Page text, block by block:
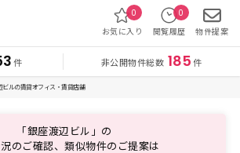
件 非公開物件総数 185件
お気に入り
0
閲覧履歴
0
物件提案
ビルの賃貸オフィス・賃貸店舗
「銀座渡辺ビル」の
のご確認、類似物件のご提案は